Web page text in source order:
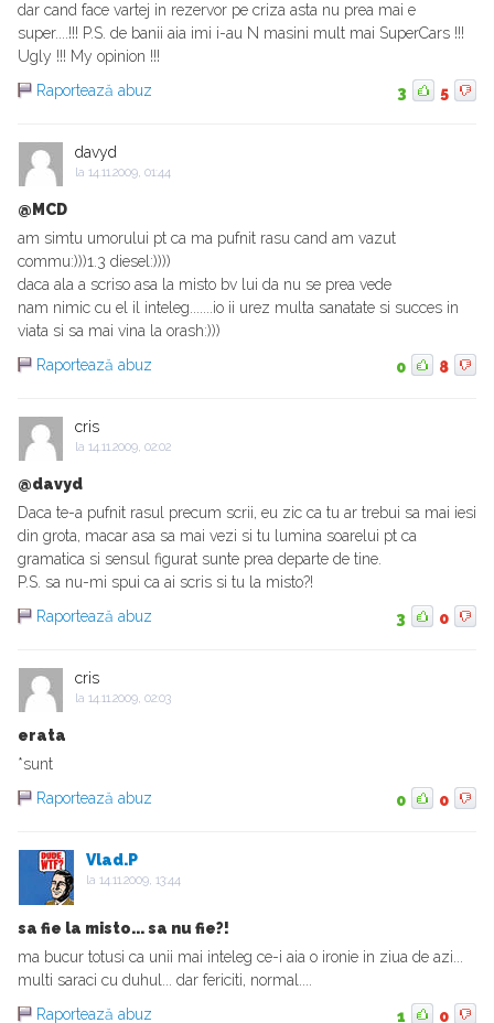
dar cand face vartej in rezervor pe criza asta nu prea mai e
super....!!! P.S. de banii aia imi i-au N masini mult mai SuperCars !!!
Ugly !!! My opinion !!!
Raportează abuz
3 5
davyd
la 14.11.2009, 01:44
@MCD
am simtu umorului pt ca ma pufnit rasu cand am vazut
commu:)))1.3 diesel:))))
daca ala a scriso asa la misto bv lui da nu se prea vede
nam nimic cu el il inteleg.......io ii urez multa sanatate si succes in
viata si sa mai vina la orash:)))
Raportează abuz
0 8
cris
la 14.11.2009, 02:02
@davyd
Daca te-a pufnit rasul precum scrii, eu zic ca tu ar trebui sa mai iesi
din grota, macar asa sa mai vezi si tu lumina soarelui pt ca
gramatica si sensul figurat sunte prea departe de tine.
P.S. sa nu-mi spui ca ai scris si tu la misto?!
Raportează abuz
3 0
cris
la 14.11.2009, 02:03
erata
*sunt
Raportează abuz
0 0
Vlad.P
la 14.11.2009, 13:44
sa fie la misto... sa nu fie?!
ma bucur totusi ca unii mai inteleg ce-i aia o ironie in ziua de azi...
multi saraci cu duhul... dar fericiti, normal....
Raportează abuz
1 0